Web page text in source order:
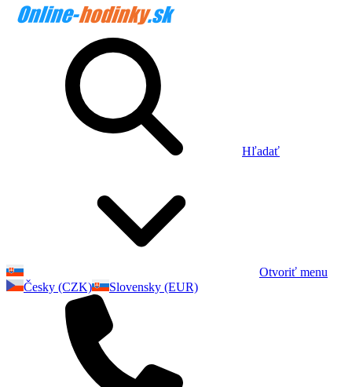
Hľadať
Otvoriť menu
Česky (CZK)
Slovensky (EUR)